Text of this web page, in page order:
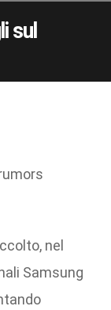
sul
nel
Samsung